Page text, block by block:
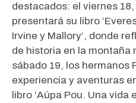
destacados: el viernes
presentará su libro
Irvine y Mallory’, donde
de historia en la montaña
sábado 19, los hermanos
experiencia y aventuras
libro ‘Aúpa Pou. Una